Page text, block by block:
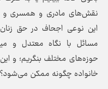
نقش‌های مادری و همسری
این نوعی اجحاف در حق
مسائل با نگاه معتدل و
حوزه‌های مختلف بنگریم؛ و
خانواده چگونه ممکن می‌شود؟